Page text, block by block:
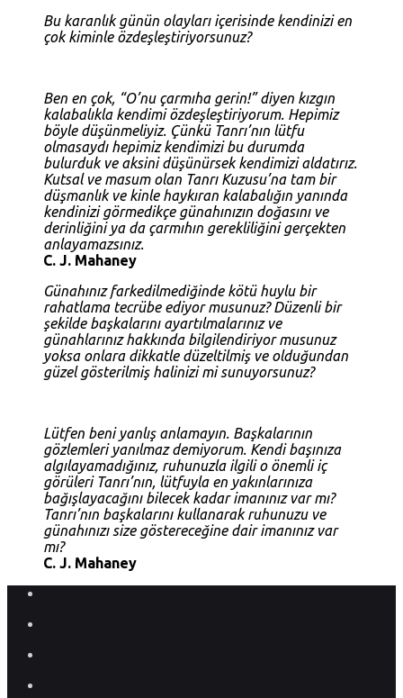
Bu karanlık günün olayları içerisinde kendinizi en
çok kiminle özdeşleştiriyorsunuz?
Ben en çok, “O’nu çarmıha gerin!” diyen kızgın
kalabalıkla kendimi özdeşleştiriyorum. Hepimiz
böyle düşünmeliyiz. Çünkü Tanrı’nın lütfu
olmasaydı hepimiz kendimizi bu durumda
bulurduk ve aksini düşünürsek kendimizi aldatırız.
Kutsal ve masum olan Tanrı Kuzusu’na tam bir
düşmanlık ve kinle haykıran kalabalığın yanında
kendinizi görmedikçe günahınızın doğasını ve
derinliğini ya da çarmıhın gerekliliğini gerçekten
anlayamazsınız.
C. J. Mahaney
Günahınız farkedilmediğinde kötü huylu bir
rahatlama tecrübe ediyor musunuz? Düzenli bir
şekilde başkalarını ayartılmalarınız ve
günahlarınız hakkında bilgilendiriyor musunuz
yoksa onlara dikkatle düzeltilmiş ve olduğundan
güzel gösterilmiş halinizi mi sunuyorsunuz?
Lütfen beni yanlış anlamayın. Başkalarının
gözlemleri yanılmaz demiyorum. Kendi başınıza
algılayamadığınız, ruhunuzla ilgili o önemli iç
görüleri Tanrı’nın, lütfuyla en yakınlarınıza
bağışlayacağını bilecek kadar imanınız var mı?
Tanrı’nın başkalarını kullanarak ruhunuzu ve
günahınızı size göstereceğine dair imanınız var
mı?
C. J. Mahaney